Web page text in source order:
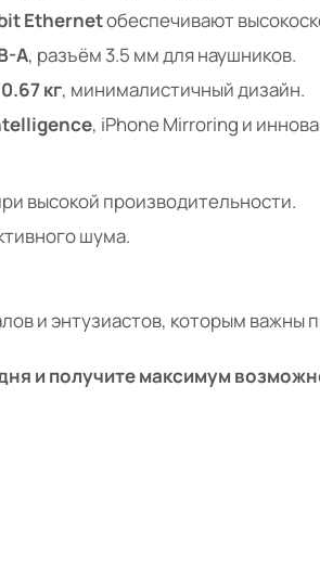
Ethernetобеспечивают
A, разъём 3.5 мм для наушников.
0.67 кг, минималистичный дизайн.
, iPhone Mirroring и
высокой производительности.
шума.
и энтузиастов, которым важны
и получите максимум